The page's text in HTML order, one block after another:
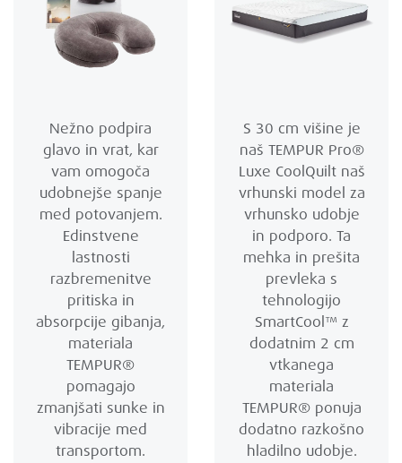
Nežno podpira
glavo in vrat, kar
vam omogoča
udobnejše spanje
med potovanjem.
Edinstvene
lastnosti
razbremenitve
pritiska in
absorpcije gibanja,
materiala
TEMPUR®
pomagajo
zmanjšati sunke in
vibracije med
transportom.
S 30 cm višine je
naš TEMPUR Pro®
Luxe CoolQuilt naš
vrhunski model za
vrhunsko udobje
in podporo. Ta
mehka in prešita
prevleka s
tehnologijo
SmartCool™ z
dodatnim 2 cm
vtkanega
materiala
TEMPUR® ponuja
dodatno razkošno
hladilno udobje.